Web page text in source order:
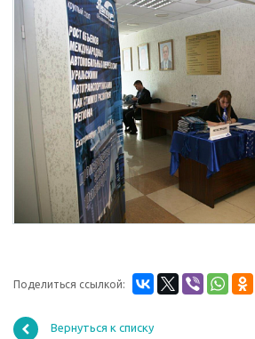
Поделиться ссылкой:
Вернуться к списку